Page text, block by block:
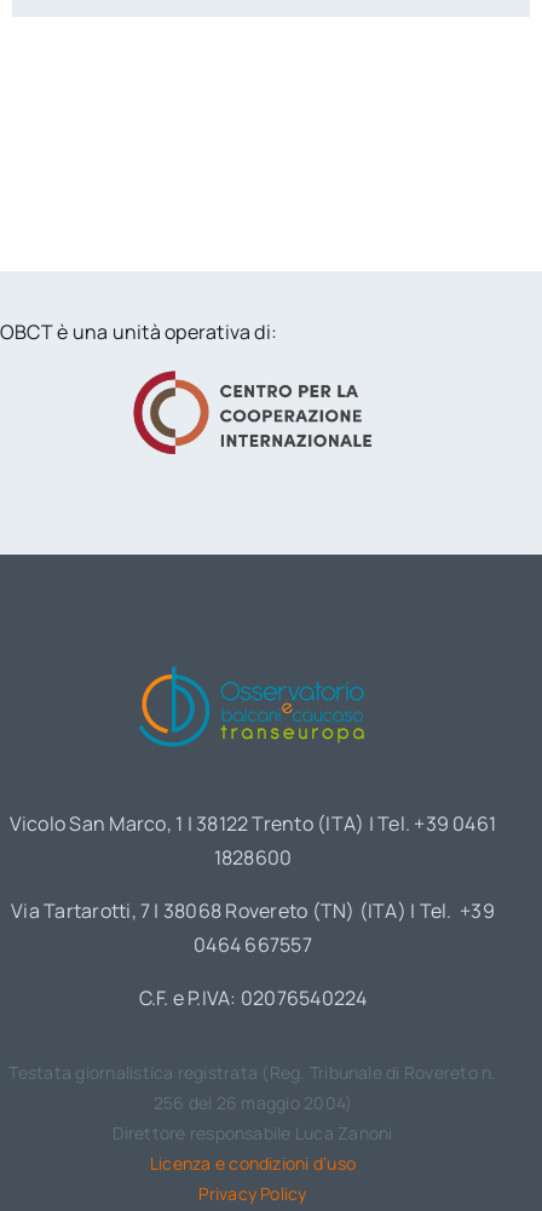
OBCT è una unità operativa di:
Vicolo San Marco, 1 | 38122 Trento (ITA) | Tel. +39 0461
1828600
Via Tartarotti, 7 | 38068 Rovereto (TN) (ITA) | Tel. +39
0464 667557
C.F. e P.IVA: 02076540224
Testata giornalistica registrata (Reg. Tribunale di Rovereto n.
256 del 26 maggio 2004)
Direttore responsabile Luca Zanoni
Licenza e condizioni d’uso
Privacy Policy